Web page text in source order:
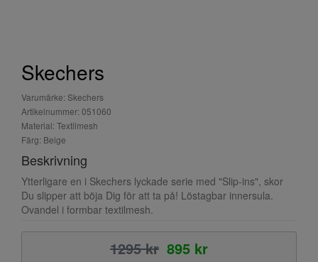
Skechers
Varumärke: Skechers
Artikelnummer: 051060
Material: Textilmesh
Färg: Beige
Beskrivning
Ytterligare en i Skechers lyckade serie med "Slip-ins", skor
Du slipper att böja Dig för att ta på! Löstagbar innersula.
Ovandel i formbar textilmesh.
1295 kr 895 kr